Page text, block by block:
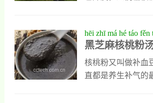
时新鲜核桃仁表面
痛，平时它能用于
管炎以及口腔炎症
的治疗，消肿止痛
能让人们的病情很
场上出售的坚果核
表皮核桃皮也有很
它可以入药，能止
血。青皮核桃皮的
hēi zhī má hé táo fěn
黑芝麻核桃粉
核桃粉又叫做补血
直都是养生补气的